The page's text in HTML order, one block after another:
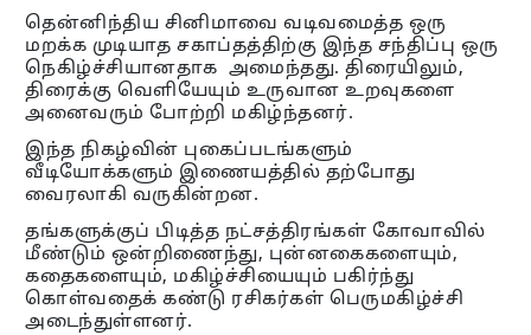
தென்னிந்திய சினிமாவை வடிவமைத்த ஒரு
மறக்க முடியாத சகாப்தத்திற்கு இந்த சந்திப்பு ஒரு
நெகிழ்ச்சியானதாக அமைந்தது. திரையிலும்,
திரைக்கு வெளியேயும் உருவான உறவுகளை
அனைவரும் போற்றி மகிழ்ந்தனர்.
இந்த நிகழ்வின் புகைப்படங்களும்
வீடியோக்களும் இணையத்தில் தற்போது
வைரலாகி வருகின்றன.
தங்களுக்குப் பிடித்த நட்சத்திரங்கள் கோவாவில்
மீண்டும் ஒன்றிணைந்து, புன்னகைகளையும்,
கதைகளையும், மகிழ்ச்சியையும் பகிர்ந்து
கொள்வதைக் கண்டு ரசிகர்கள் பெருமகிழ்ச்சி
அடைந்துள்ளனர்.